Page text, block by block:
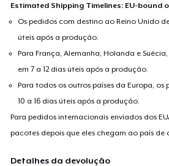
Estimated Shipping Timelines: EU-bound
Os pedidos com destino ao Reino Unido
úteis após a produção.
Para França, Alemanha, Holanda e
em 7 a 12 dias úteis após a produção.
Para todos os outros países da Europa, os
10 a 16 dias úteis após a produção.
Para pedidos internacionais enviados dos
pacotes depois que eles chegam ao país de
Detalhes da devolução